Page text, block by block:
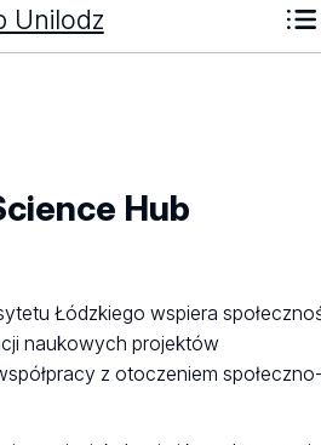
Unilodz
Hub
Łódzkiego wspiera
naukowych projektów
z otoczeniem